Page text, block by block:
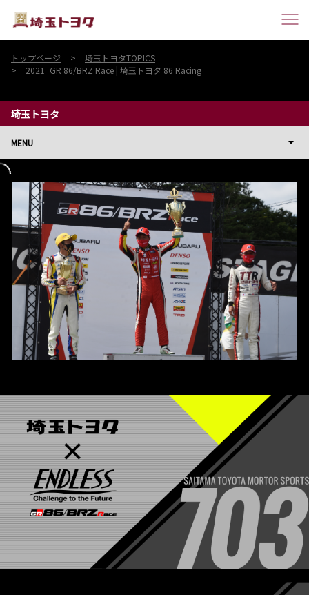
トップページ
埼玉トヨタTOPICS
2021_GR 86/BRZ Race | 埼玉トヨタ 86 Racing
埼玉トヨタ
MENU